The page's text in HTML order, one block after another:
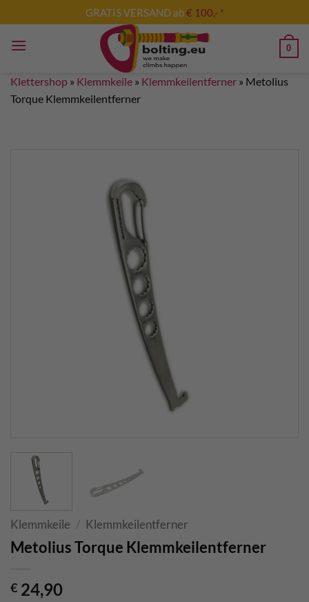
Inhalt
springen
GRATIS VERSAND ab€ 100,- *
0
Klettershop » Klemmkeile » Klemmkeilentferner » Metolius
Torque Klemmkeilentferner
Klemmkeile / Klemmkeilentferner
Metolius Torque Klemmkeilentferner
€ 24,90